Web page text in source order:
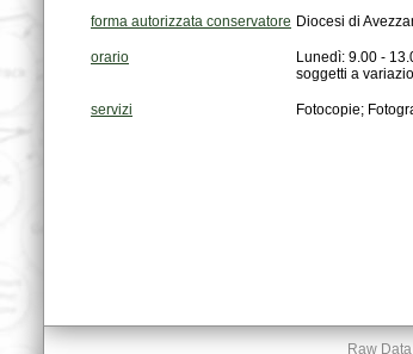
forma autorizzata conservatore Diocesi di
orario
soggetti a
servizi Fotocopie;
Raw